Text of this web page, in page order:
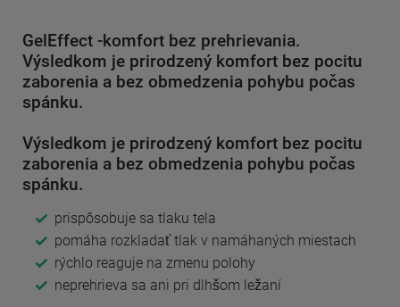
GelEffect -komfort bez prehrievania.
Výsledkom je prirodzený komfort bez pocitu
zaborenia a bez obmedzenia pohybu počas
spánku.
Výsledkom je prirodzený komfort bez pocitu
zaborenia a bez obmedzenia pohybu počas
spánku.
prispôsobuje sa tlaku tela
pomáha rozkladať tlak v namáhaných miestach
rýchlo reaguje na zmenu polohy
neprehrieva sa ani pri dlhšom ležaní